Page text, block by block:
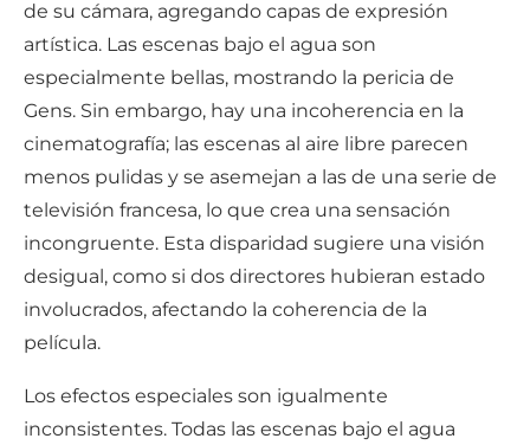
de su cámara, agregando capas de expresión
artística. Las escenas bajo el agua son
especialmente bellas, mostrando la pericia de
Gens. Sin embargo, hay una incoherencia en la
cinematografía; las escenas al aire libre parecen
menos pulidas y se asemejan a las de una serie de
televisión francesa, lo que crea una sensación
incongruente. Esta disparidad sugiere una visión
desigual, como si dos directores hubieran estado
involucrados, afectando la coherencia de la
película.
Los efectos especiales son igualmente
inconsistentes. Todas las escenas bajo el agua